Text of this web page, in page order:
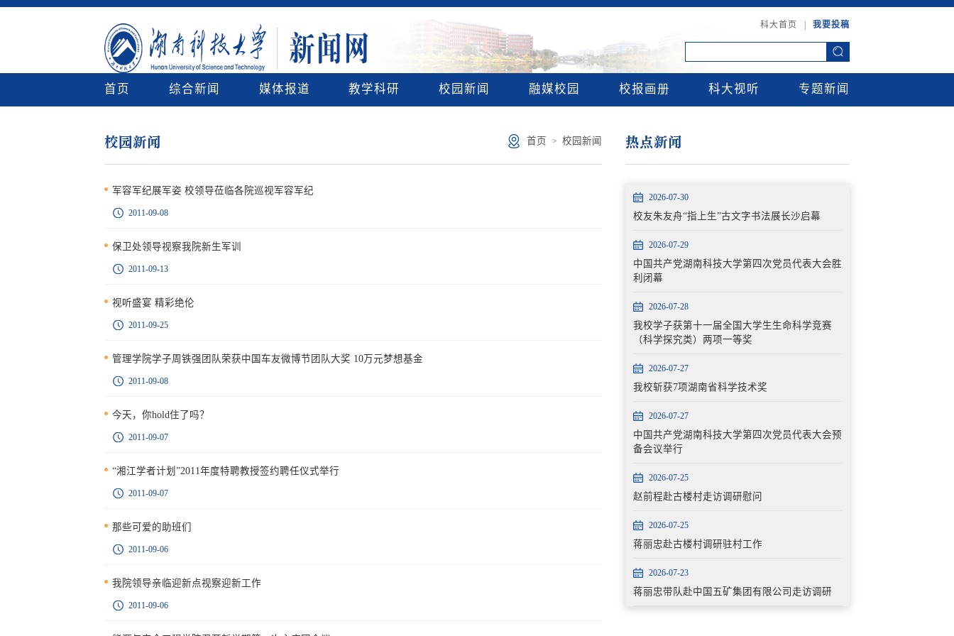
科大首页 | 我要投稿
首页 综合新闻 媒体报道 教学科研 校园新闻 融媒校园 校报画册 科大视听 专题新闻
校园新闻 首页 > 校园新闻
军容军纪展军姿 校领导莅临各院巡视军容军纪
2011-09-08
保卫处领导视察我院新生军训
2011-09-13
视听盛宴 精彩绝伦
2011-09-25
管理学院学子周铁强团队荣获中国车友微博节团队大奖 10万元梦想基金
2011-09-08
今天，你hold住了吗？
2011-09-07
“湘江学者计划”2011年度特聘教授签约聘任仪式举行
2011-09-07
那些可爱的助班们
2011-09-06
我院领导亲临迎新点视察迎新工作
2011-09-06
热点新闻
2026-07-30
校友朱友舟“指上生”古文字书法展长沙启幕
2026-07-29
中国共产党湖南科技大学第四次党员代表大会胜
利闭幕
2026-07-28
我校学子获第十一届全国大学生生命科学竞赛
（科学探究类）两项一等奖
2026-07-27
我校斩获7项湖南省科学技术奖
2026-07-27
中国共产党湖南科技大学第四次党员代表大会预
备会议举行
2026-07-25
赵前程赴古楼村走访调研慰问
2026-07-25
蒋丽忠赴古楼村调研驻村工作
2026-07-23
蒋丽忠带队赴中国五矿集团有限公司走访调研